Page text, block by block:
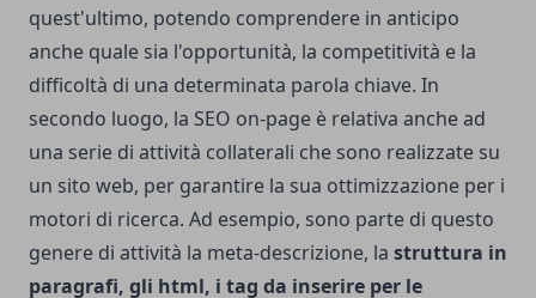
quest'ultimo, potendo comprendere in anticipo
anche quale sia l'opportunità, la competitività e la
difficoltà di una determinata parola chiave. In
secondo luogo, la SEO on-page è relativa anche ad
una serie di attività collaterali che sono realizzate su
un sito web, per garantire la sua ottimizzazione per i
motori di ricerca. Ad esempio, sono parte di questo
genere di attività la meta-descrizione, la struttura in
paragrafi, gli html, i tag da inserire per le